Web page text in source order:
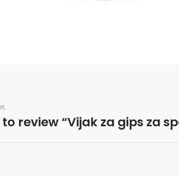
review “Vijak za gips za